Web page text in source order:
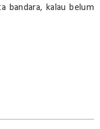
bandara, kalau belum